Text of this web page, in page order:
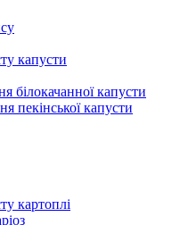
капусти
білокачанної капусти
пекінської капусти
картоплі